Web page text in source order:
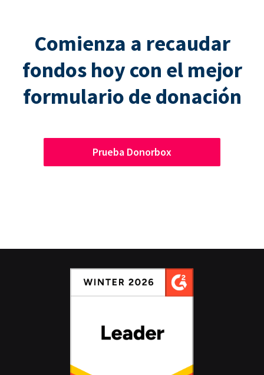
Comienza a recaudar
fondos hoy con el mejor
formulario de donación
Prueba Donorbox